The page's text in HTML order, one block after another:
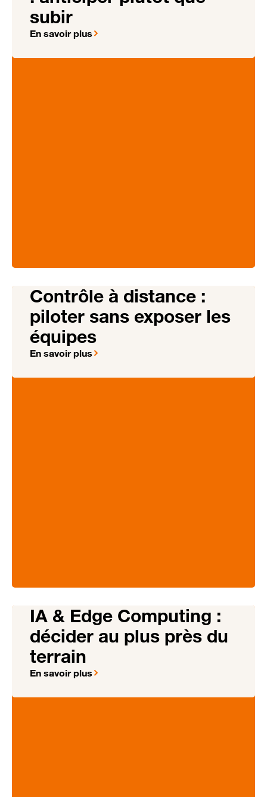
subir
En savoir plus
Contrôle à distance :
piloter sans exposer les
équipes
En savoir plus
IA & Edge Computing :
décider au plus près du
terrain
En savoir plus